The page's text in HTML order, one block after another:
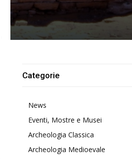
Categorie
News
Eventi, Mostre e Musei
Archeologia Classica
Archeologia Medioevale